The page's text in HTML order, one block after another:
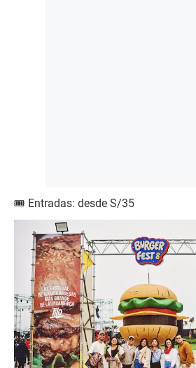
🎟 Entradas: desde S/35